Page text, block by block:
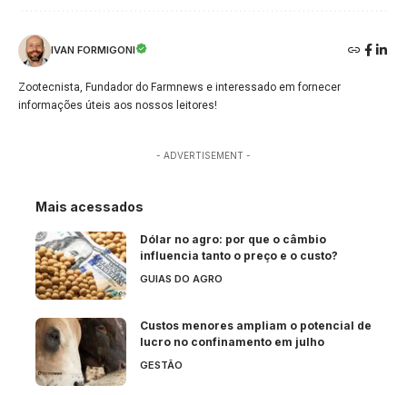
IVAN FORMIGONI
Zootecnista, Fundador do Farmnews e interessado em fornecer
informações úteis aos nossos leitores!
- ADVERTISEMENT -
Mais acessados
Dólar no agro: por que o câmbio
influencia tanto o preço e o custo?
GUIAS DO AGRO
Custos menores ampliam o potencial de
lucro no confinamento em julho
GESTÃO